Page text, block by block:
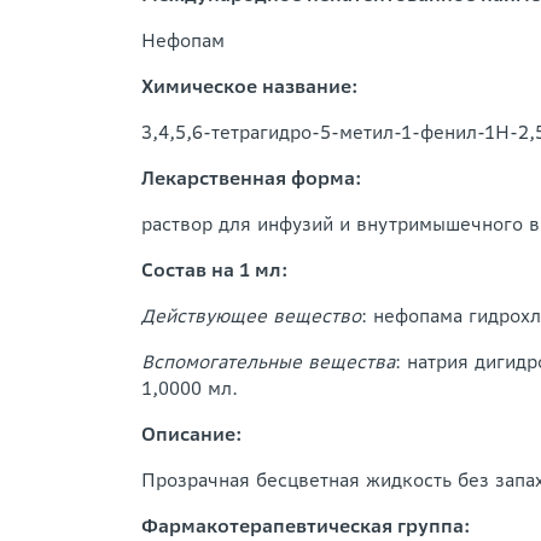
Нефопам
Химическое название:
3,4,5,6-тетрагидро-5-метил-1-фенил-1Н-
Лекарственная форма:
раствор для инфузий и внутримышечного
Состав на 1 мл:
Действующее вещество: нефопама
Вспомогательные вещества: натрия
1,0000 мл.
Описание:
Прозрачная бесцветная жидкость без
Фармакотерапевтическая группа: